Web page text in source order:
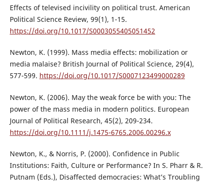
Effects of televised incivility on political trust. American
Political Science Review, 99(1), 1-15.
https://doi.org/10.1017/S0003055405051452
Newton, K. (1999). Mass media effects: mobilization or
media malaise? British Journal of Political Science, 29(4),
577-599. https://doi.org/10.1017/S0007123499000289
Newton, K. (2006). May the weak force be with you: The
power of the mass media in modern politics. European
Journal of Political Research, 45(2), 209-234.
https://doi.org/10.1111/j.1475-6765.2006.00296.x
Newton, K., & Norris, P. (2000). Confidence in Public
Institutions: Faith, Culture or Performance? In S. Pharr & R.
Putnam (Eds.), Disaffected democracies: What’s Troubling